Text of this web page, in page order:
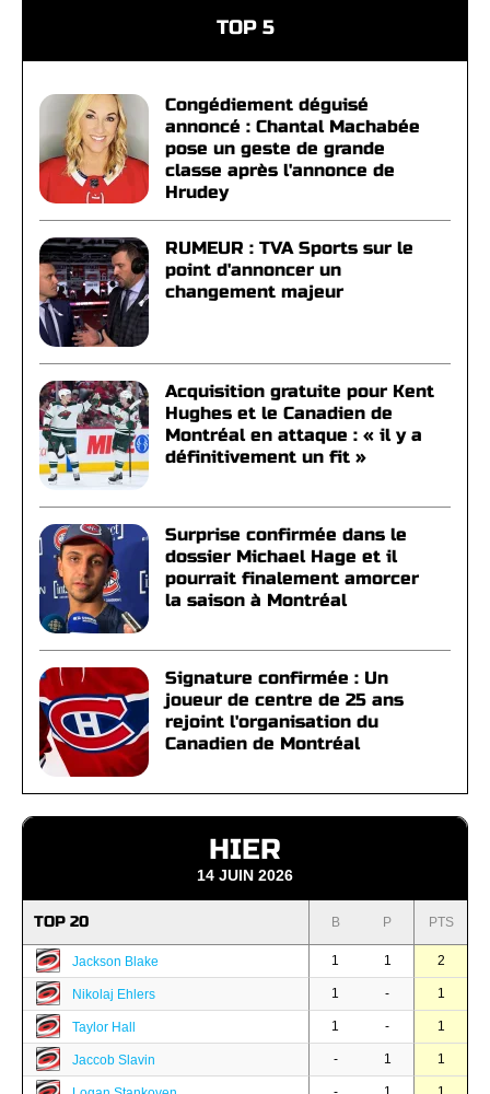
TOP 5
Congédiement déguisé
annoncé : Chantal Machabée
pose un geste de grande
classe après l'annonce de
Hrudey
RUMEUR : TVA Sports sur le
point d'annoncer un
changement majeur
Acquisition gratuite pour Kent
Hughes et le Canadien de
Montréal en attaque : « il y a
définitivement un fit »
Surprise confirmée dans le
dossier Michael Hage et il
pourrait finalement amorcer
la saison à Montréal
Signature confirmée : Un
joueur de centre de 25 ans
rejoint l'organisation du
Canadien de Montréal
HIER
14 JUIN 2026
TOP 20 B P PTS
Jackson Blake 1 1 2
Nikolaj Ehlers 1 - 1
Taylor Hall 1 - 1
Jaccob Slavin - 1 1